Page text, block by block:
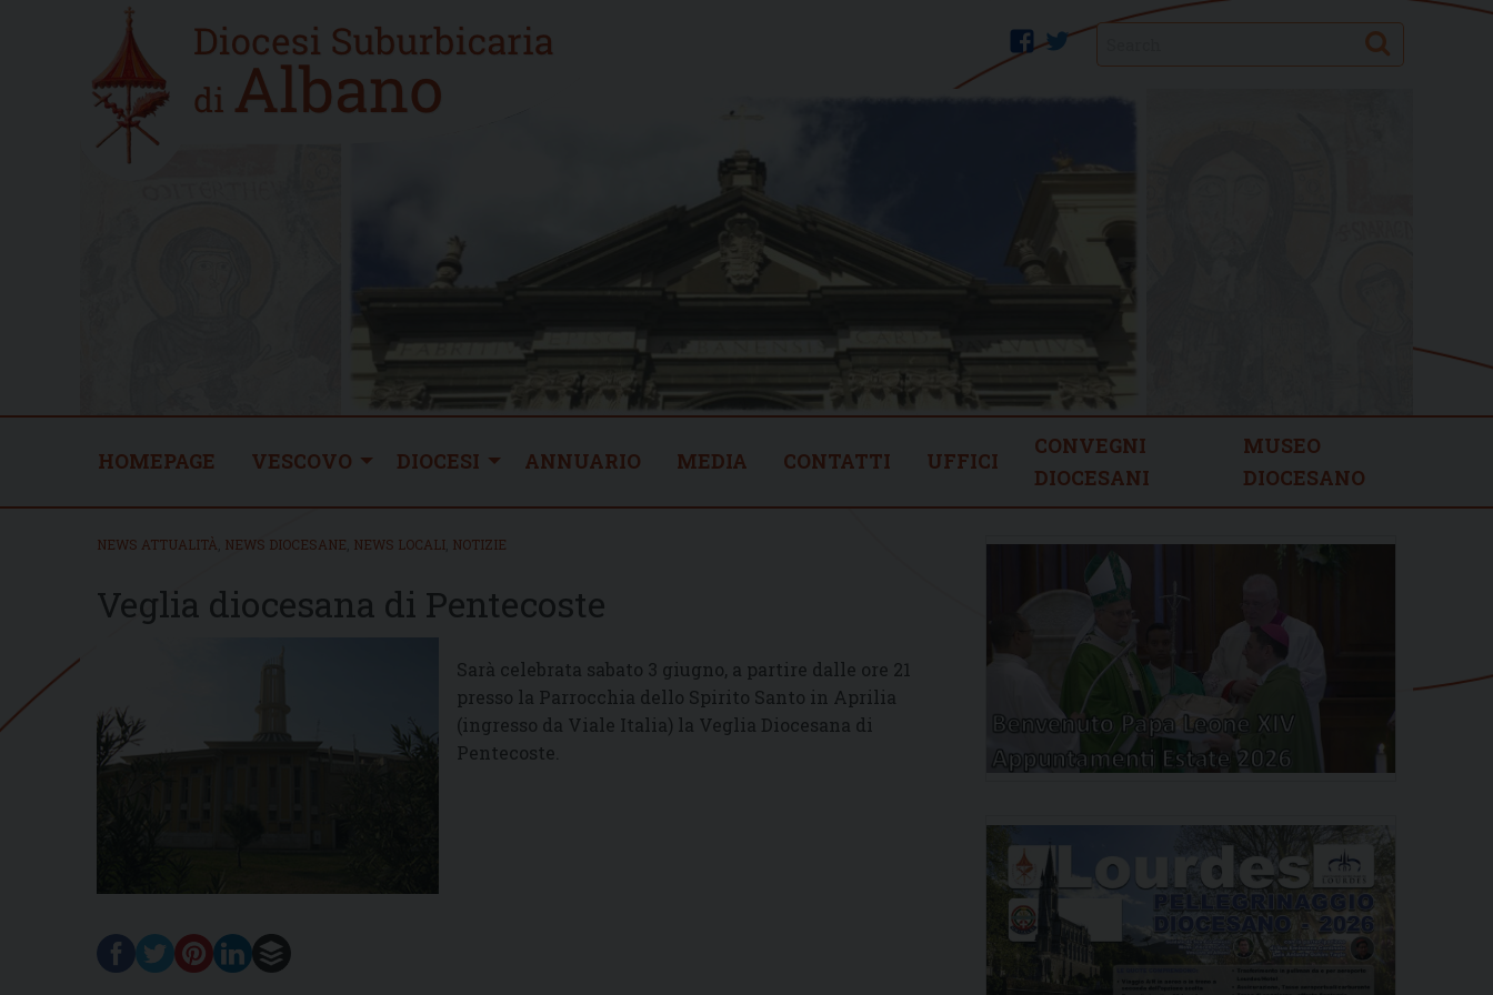
Home
new
twitter
facebook Search
HOMEPAGE VESCOVO DIOCESI ANNUARIO MEDIA CONTATTI UFFICI
CONVEGNI
DIOCESANI
MUSEO
DIOCESANO
NEWS ATTUALITÀ NEWS DIOCESANE NEWS LOCALI NOTIZIE
Veglia diocesana di Pentecoste
Sarà celebrata sabato 3 giugno, a partire dalle ore 21
presso la Parrocchia dello Spirito Santo in Aprilia
(ingresso da Viale Italia) la Veglia Diocesana di
Pentecoste.